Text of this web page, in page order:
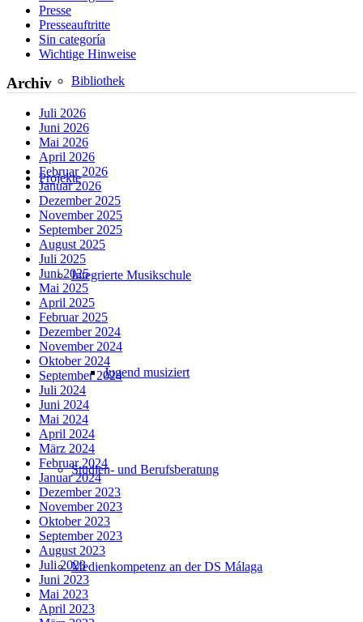
Bibliothek
Projekte
Integrierte Musikschule
Jugend musiziert
Studien- und Berufsberatung
Medienkompetenz an der DS Málaga
Presse
Presseauftritte
Sin categoría
Wichtige Hinweise
Archiv
Juli 2026
Juni 2026
Mai 2026
April 2026
Februar 2026
Januar 2026
Dezember 2025
November 2025
September 2025
August 2025
Juli 2025
Juni 2025
Mai 2025
April 2025
Februar 2025
Dezember 2024
November 2024
Oktober 2024
September 2024
Juli 2024
Juni 2024
Mai 2024
April 2024
März 2024
Februar 2024
Januar 2024
Dezember 2023
November 2023
Oktober 2023
September 2023
August 2023
Juli 2023
Juni 2023
Mai 2023
April 2023